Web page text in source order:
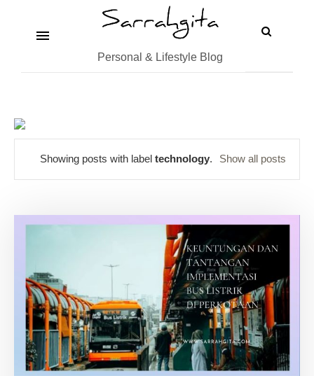
Personal & Lifestyle Blog
Showing posts with label technology. Show all posts